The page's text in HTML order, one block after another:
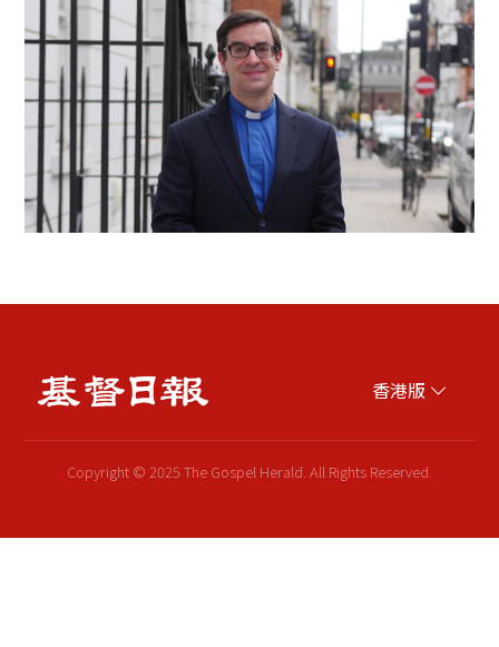
香港版
Copyright © 2025 The Gospel Herald. All Rights Reserved.